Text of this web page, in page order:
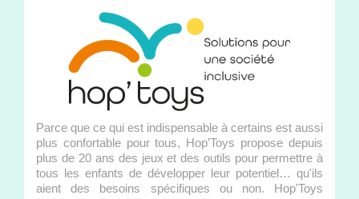
Parce que ce qui est indispensable à certains est aussi
plus confortable pour tous, Hop'Toys propose depuis
plus de 20 ans des jeux et des outils pour permettre à
tous les enfants de développer leur potentiel… qu'ils
aient des besoins spécifiques ou non. Hop'Toys